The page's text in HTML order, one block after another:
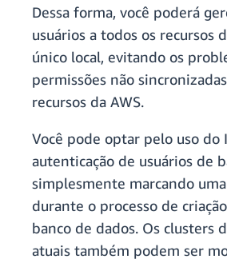
Dessa forma, você poderá
usuários a todos os recursos
único local, evitando os
permissões não
recursos da AWS.
Você pode optar pelo uso do
autenticação de usuários de
simplesmente marcando
durante o processo de
banco de dados. Os clusters
atuais também podem ser